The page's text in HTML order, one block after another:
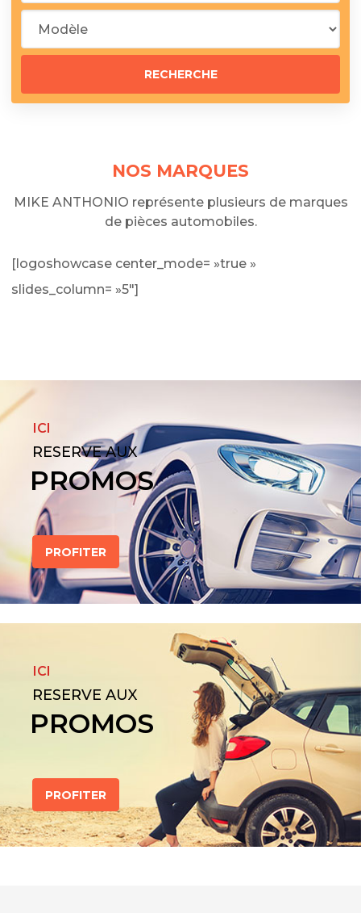
NOS MARQUES
MIKE ANTHONIO représente plusieurs de marques
de pièces automobiles.
[logoshowcase center_mode= »true »
slides_column= »5″]
ICI
RESERVE AUX
PROMOS
PROFITER
ICI
RESERVE AUX
PROMOS
PROFITER